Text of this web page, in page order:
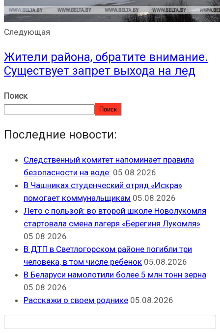
Следующая
Жители района, обратите внимание.
Существует запрет выхода на лед
Поиск
Поиск
Последние новости:
Следственный комитет напоминает правила
безопасности на воде: 05.08.2026
В Чашниках студенческий отряд «Искра»
помогает коммунальщикам 05.08.2026
Лето с пользой: во второй школе Новолукомля
стартовала смена лагеря «Берегиня Лукомля»
05.08.2026
В ДТП в Светлогорском районе погибли три
человека, в том числе ребенок 05.08.2026
В Беларуси намолотили более 5 млн тонн зерна
05.08.2026
Расскажи о своем роднике 05.08.2026